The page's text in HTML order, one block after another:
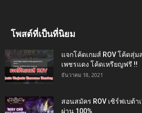
โพสต์ที่เป็นที่นิยม
แจกโค้ดเกมส์ ROV โค้ดสุ่
เพชรแดง โค้ดเหรียญฟรี !!
ธันวาคม 18, 2021
สอนสมัคร ROV เซิร์ฟเบต้า
ผ่าน 100%